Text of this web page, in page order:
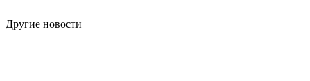
Другие новости